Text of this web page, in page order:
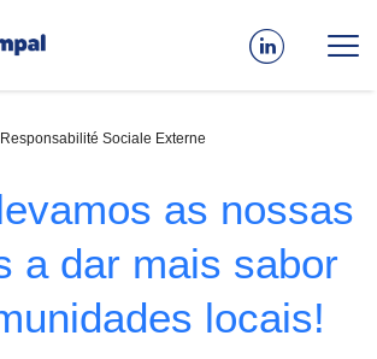
Sociale Externe
as nossas
a dar mais sabor
locais!